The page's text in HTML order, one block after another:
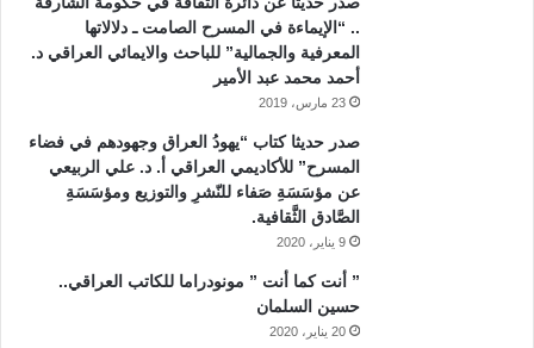
.. “الإيماءة في المسرح الصامت ـ دلالاتها
المعرفية والجمالية” للباحث والايمائي العراقي د.
أحمد محمد عبد الأمير
23 مارس، 2019
صدر حديثا كتاب “يهودُ العراق وجهودهم في فضاء
المسرح” للأكاديمي العراقي أ. د. علي الربيعي
عن مؤسَسَةِ صَفاء للنّشرِ والتوزيع ومؤسَسَةِ
الصَّادق الثَّقافية.
9 يناير، 2020
” أنت كما أنت ” مونودراما للكاتب العراقي..
حسين السلمان
20 يناير، 2020